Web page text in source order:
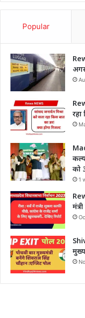
Popular
को
1